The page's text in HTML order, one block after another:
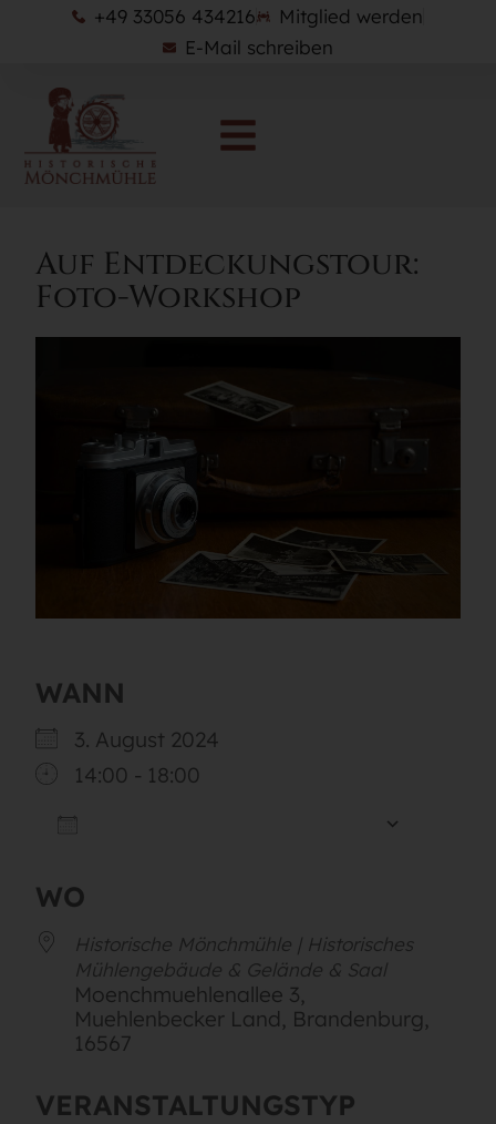
+49 33056 434216
Mitglied werden
E-Mail schreiben
Auf Entdeckungstour:
Foto-Workshop
WANN
3. August 2024
14:00 - 18:00
WO
Historische Mönchmühle | Historisches
Mühlengebäude & Gelände & Saal
Moenchmuehlenallee 3,
Muehlenbecker Land, Brandenburg,
16567
VERANSTALTUNGSTYP